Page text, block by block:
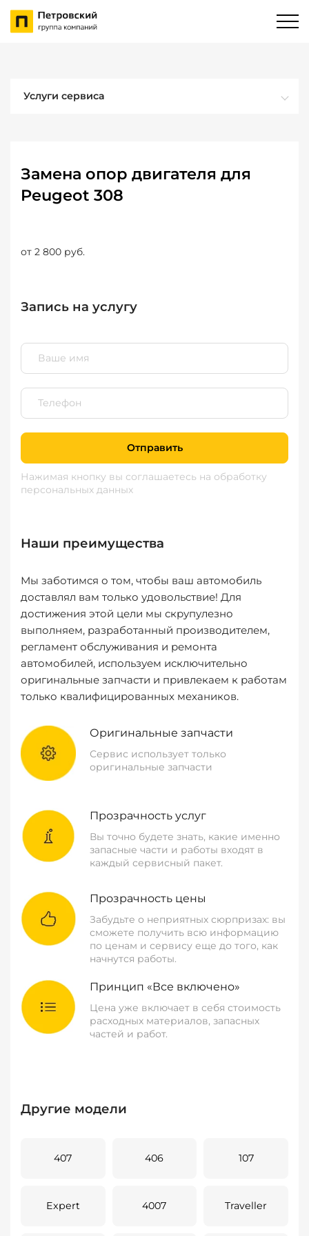
Услуги сервиса
Замена опор двигателя для
Peugeot 308
от 2 800 руб.
Запись на услугу
Отправить
Нажимая кнопку вы соглашаетесь на обработку
персональных данных
Наши преимущества
Мы заботимся о том, чтобы ваш автомобиль
доставлял вам только удовольствие! Для
достижения этой цели мы скрупулезно
выполняем, разработанный производителем,
регламент обслуживания и ремонта
автомобилей, используем исключительно
оригинальные запчасти и привлекаем к работам
только квалифицированных механиков.
Оригинальные запчасти
Сервис использует только
оригинальные запчасти
Прозрачность услуг
Вы точно будете знать, какие именно
запасные части и работы входят в
каждый сервисный пакет.
Прозрачность цены
Забудьте о неприятных сюрпризах: вы
сможете получить всю информацию
по ценам и сервису еще до того, как
начнутся работы.
Принцип «Все включено»
Цена уже включает в себя стоимость
расходных материалов, запасных
частей и работ.
Другие модели
407 406 107
Expert 4007 Traveller